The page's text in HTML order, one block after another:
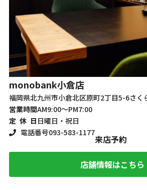
monobank小倉店
福岡県北九州市小倉北区原町2丁目5-6さく
営業時間AM9:00～PM7:00
定 休 日 日曜日・祝日
電話番号093-583-1177
来店予約
店舗情報はこちら